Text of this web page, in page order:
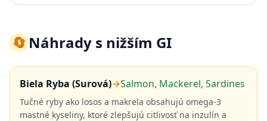
🔄Náhrady s nižším GI
Biela Ryba (Surová)→Salmon, Mackerel, Sardines
Tučné ryby ako losos a makrela obsahujú omega-3
mastné kyseliny, ktoré zlepšujú citlivosť na inzulín a